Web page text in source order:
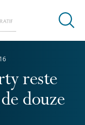
Ouvrir
reste
douze